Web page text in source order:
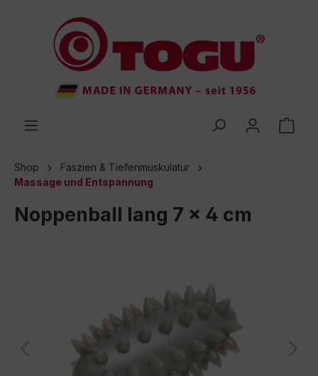
springen
Shop
Faszien & Tiefenmuskulatur
Massage und Entspannung
Noppenball lang 7 x 4 cm